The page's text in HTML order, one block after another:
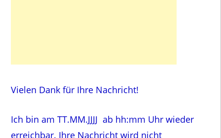
Vielen Dank für Ihre Nachricht!
Ich bin am TT.MM.JJJJ ab hh:mm Uhr wieder
erreichbar. Ihre Nachricht wird nicht